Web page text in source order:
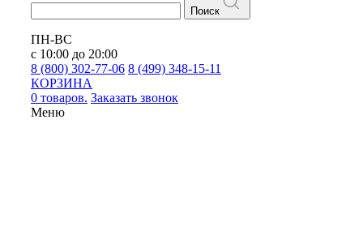
Поиск
ПН-ВС
с 10:00 до 20:00
8 (800) 302-77-06 8 (499) 348-15-11
КОРЗИНА
0 товаров. Заказать звонок
Меню